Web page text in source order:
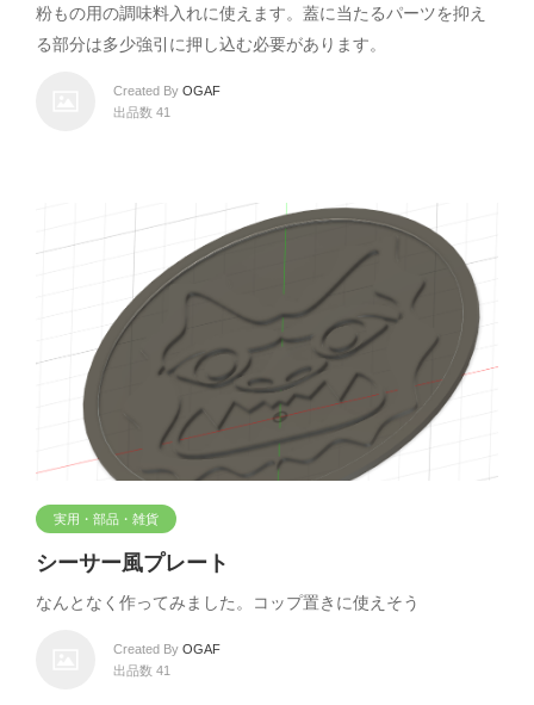
粉もの用の調味料入れに使えます。蓋に当たるパーツを抑え
る部分は多少強引に押し込む必要があります。
Created By OGAF
出品数 41
実用・部品・雑貨
シーサー風プレート
なんとなく作ってみました。コップ置きに使えそう
Created By OGAF
出品数 41